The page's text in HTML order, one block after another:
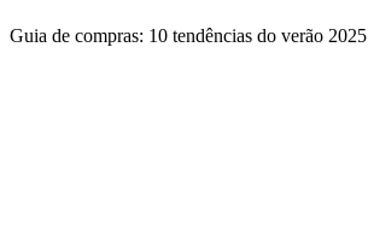
Guia de compras: 10 tendências do verão 2025